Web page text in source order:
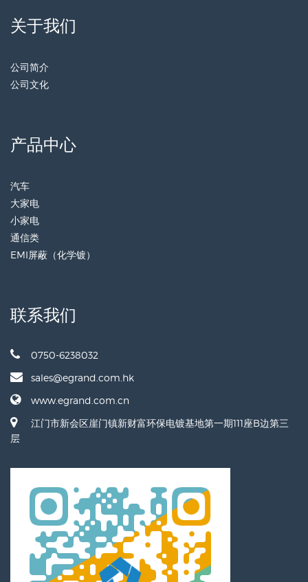
关于我们
公司简介
公司文化
产品中心
汽车
大家电
小家电
通信类
EMI屏蔽（化学镀）
联系我们
0750-6238032
sales@egrand.com.hk
www.egrand.com.cn
江门市新会区崖门镇新财富环保电镀基地第一期111座B边第三
层